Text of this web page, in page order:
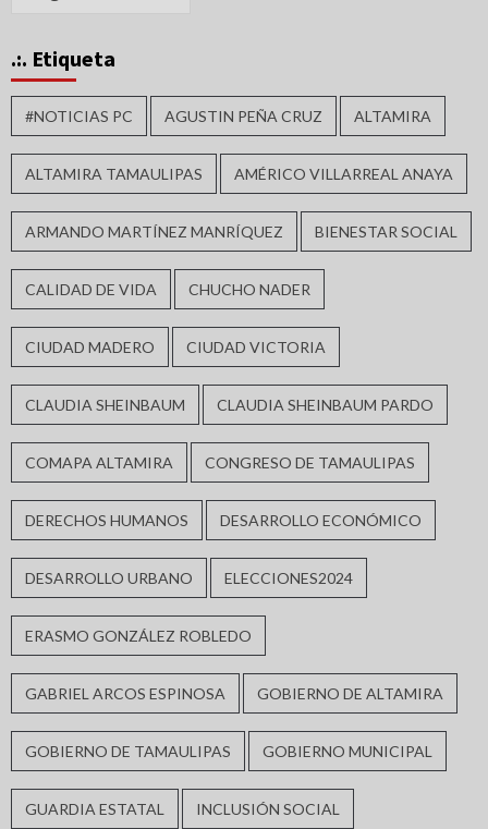
.:. Etiqueta
#NOTICIAS PC AGUSTIN PEÑA CRUZ ALTAMIRA
ALTAMIRA TAMAULIPAS AMÉRICO VILLARREAL ANAYA
ARMANDO MARTÍNEZ MANRÍQUEZ BIENESTAR SOCIAL
CALIDAD DE VIDA CHUCHO NADER
CIUDAD MADERO CIUDAD VICTORIA
CLAUDIA SHEINBAUM CLAUDIA SHEINBAUM PARDO
COMAPA ALTAMIRA CONGRESO DE TAMAULIPAS
DERECHOS HUMANOS DESARROLLO ECONÓMICO
DESARROLLO URBANO ELECCIONES2024
ERASMO GONZÁLEZ ROBLEDO
GABRIEL ARCOS ESPINOSA GOBIERNO DE ALTAMIRA
GOBIERNO DE TAMAULIPAS GOBIERNO MUNICIPAL
GUARDIA ESTATAL INCLUSIÓN SOCIAL